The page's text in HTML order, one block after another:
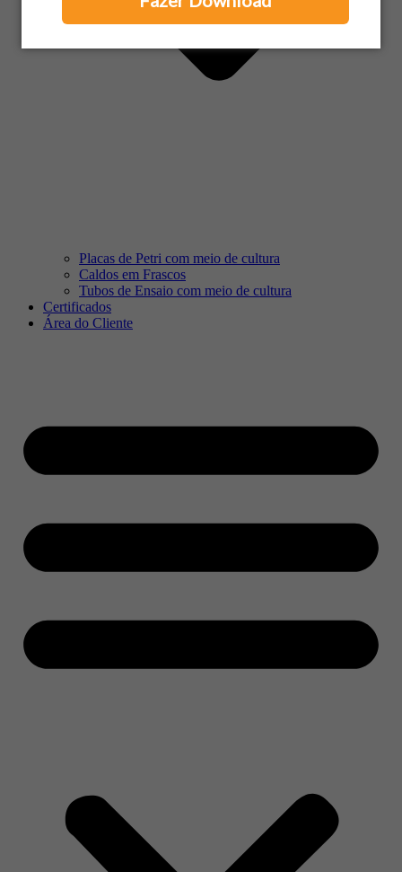
Placas de Petri com meio de cultura
Caldos em Frascos
Tubos de Ensaio com meio de cultura
Certificados
Área do Cliente